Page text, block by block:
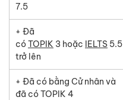
7.5
+ Đã
cóTOPIK 3 hoặc IELTS 5.5
trở lên
+ Đã có bằng Cử nhân và
đã có TOPIK 4